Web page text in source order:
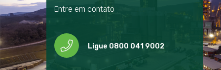
Entre em contato
Ligue 0800 041 9002